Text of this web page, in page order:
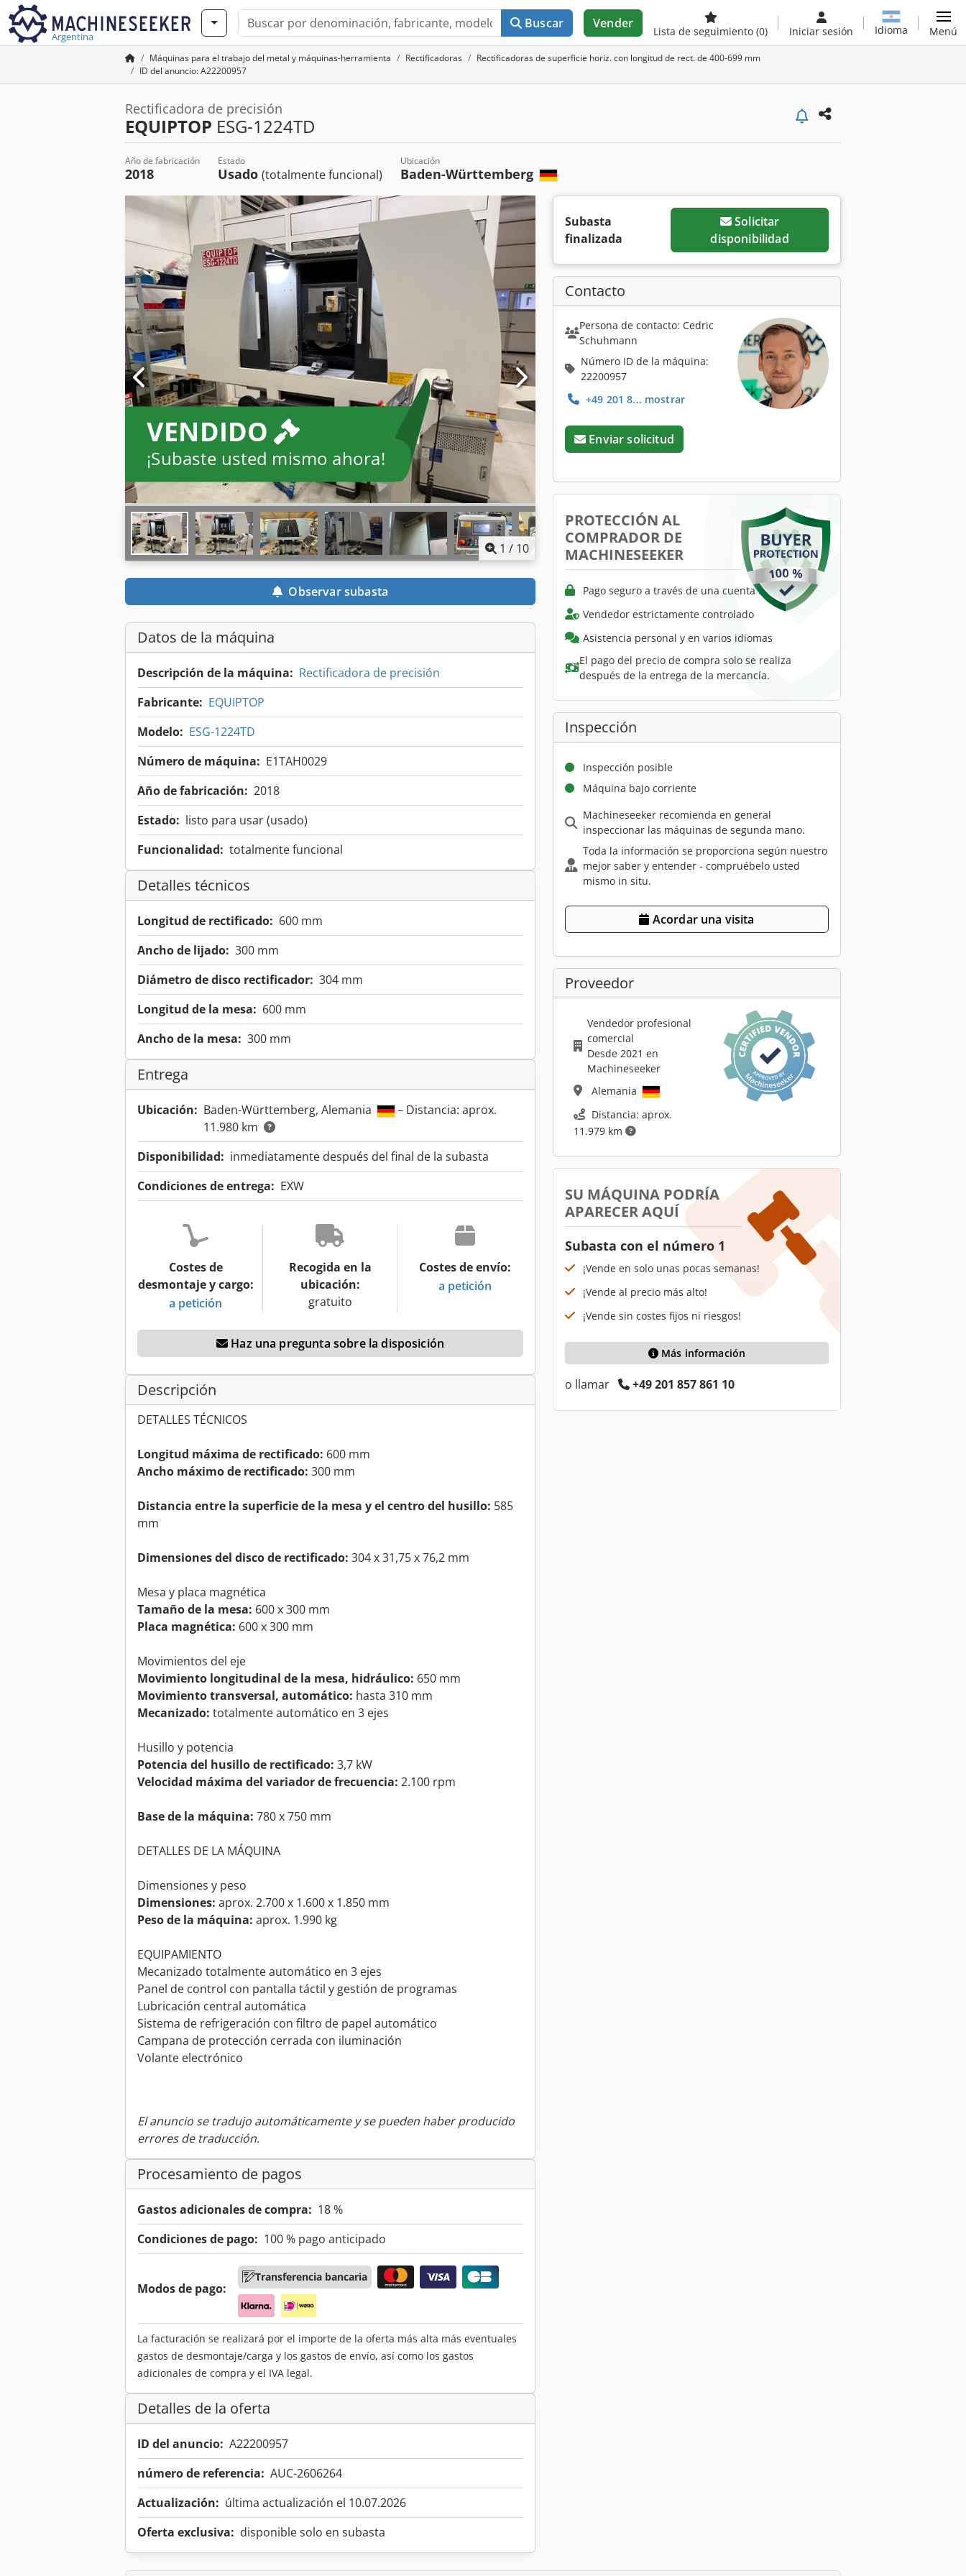
Argentina
Buscar Vender
Lista de seguimiento (0) Iniciar sesión Idioma Menú
Máquinas para el trabajo del metal y máquinas-herramienta Rectificadoras
Rectificadoras de superficie horiz. con longitud de rect. de 400-699 mm
ID del anuncio: A22200957
Rectificadora de precisión
EQUIPTOP ESG-1224TD
Año de fabricación
2018
Estado
Usado (totalmente funcional)
Ubicación
Baden-Württemberg
VENDIDO
¡Subaste usted mismo ahora!
1 / 10
Observar subasta
Datos de la máquina
Descripción de la máquina: Rectificadora de precisión
Fabricante: EQUIPTOP
Modelo: ESG-1224TD
Número de máquina: E1TAH0029
Año de fabricación: 2018
Estado: listo para usar (usado)
Funcionalidad: totalmente funcional
Detalles técnicos
Longitud de rectificado: 600 mm
Ancho de lijado: 300 mm
Diámetro de disco rectificador: 304 mm
Longitud de la mesa: 600 mm
Ancho de la mesa: 300 mm
Entrega
Ubicación: Baden-Württemberg, Alemania
– Distancia: aprox.
11.980 km
Disponibilidad: inmediatamente después del final de la subasta
Condiciones de entrega: EXW
Costes de
desmontaje y cargo:
a petición
Recogida en la
ubicación:
gratuito
Costes de envío:
a petición
Haz una pregunta sobre la disposición
Descripción
DETALLES TÉCNICOS
Longitud máxima de rectificado: 600 mm
Ancho máximo de rectificado: 300 mm
Distancia entre la superficie de la mesa y el centro del husillo: 585
mm
Dimensiones del disco de rectificado: 304 x 31,75 x 76,2 mm
Mesa y placa magnética
Tamaño de la mesa: 600 x 300 mm
Placa magnética: 600 x 300 mm
Movimientos del eje
Movimiento longitudinal de la mesa, hidráulico: 650 mm
Movimiento transversal, automático: hasta 310 mm
Mecanizado: totalmente automático en 3 ejes
Husillo y potencia
Potencia del husillo de rectificado: 3,7 kW
Velocidad máxima del variador de frecuencia: 2.100 rpm
Base de la máquina: 780 x 750 mm
DETALLES DE LA MÁQUINA
Dimensiones y peso
Dimensiones: aprox. 2.700 x 1.600 x 1.850 mm
Peso de la máquina: aprox. 1.990 kg
EQUIPAMIENTO
Mecanizado totalmente automático en 3 ejes
Panel de control con pantalla táctil y gestión de programas
Lubricación central automática
Sistema de refrigeración con filtro de papel automático
Campana de protección cerrada con iluminación
Volante electrónico
El anuncio se tradujo automáticamente y se pueden haber producido
errores de traducción.
Procesamiento de pagos
Gastos adicionales de compra: 18 %
Condiciones de pago: 100 % pago anticipado
Modos de pago:
Transferencia bancaria
La facturación se realizará por el importe de la oferta más alta más eventuales
gastos de desmontaje/carga y los gastos de envío, así como los gastos
adicionales de compra y el IVA legal.
Detalles de la oferta
ID del anuncio: A22200957
número de referencia: AUC-2606264
Actualización: última actualización el 10.07.2026
Oferta exclusiva: disponible solo en subasta
Subasta
finalizada
Solicitar
disponibilidad
Contacto
Persona de contacto: Cedric
Schuhmann
Número ID de la máquina:
22200957
+49 201 8... mostrar
Enviar solicitud
PROTECCIÓN AL
COMPRADOR DE
MACHINESEEKER
Pago seguro a través de una cuenta fiduciaria
Vendedor estrictamente controlado
Asistencia personal y en varios idiomas
El pago del precio de compra solo se realiza
después de la entrega de la mercancía.
Inspección
Inspección posible
Máquina bajo corriente
Machineseeker recomienda en general
inspeccionar las máquinas de segunda mano.
Toda la información se proporciona según nuestro
mejor saber y entender - compruébelo usted
mismo in situ.
Acordar una visita
Proveedor
Vendedor profesional
comercial
Desde 2021 en
Machineseeker
Alemania
Distancia: aprox.
11.979 km
SU MÁQUINA PODRÍA
APARECER AQUÍ
Subasta con el número 1
¡Vende en solo unas pocas semanas!
¡Vende al precio más alto!
¡Vende sin costes fijos ni riesgos!
Más información
o llamar +49 201 857 861 10